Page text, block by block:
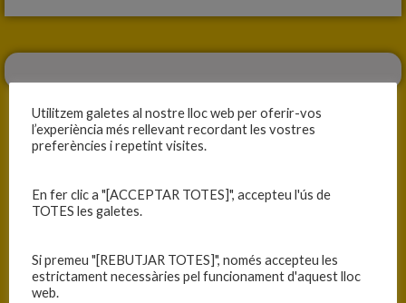
ANTERIOR
PLÀCIDA VICTÒRIA
SEGÜENT
Utilitzem galetes al nostre lloc web per oferir-vos
l’experiència més rellevant recordant les vostres
preferències i repetint visites.
En fer clic a "[ACCEPTAR TOTES]", accepteu l'ús de
TOTES les galetes.
Si premeu "[REBUTJAR TOTES]", només accepteu les
estrictament necessàries pel funcionament d'aquest lloc
web.